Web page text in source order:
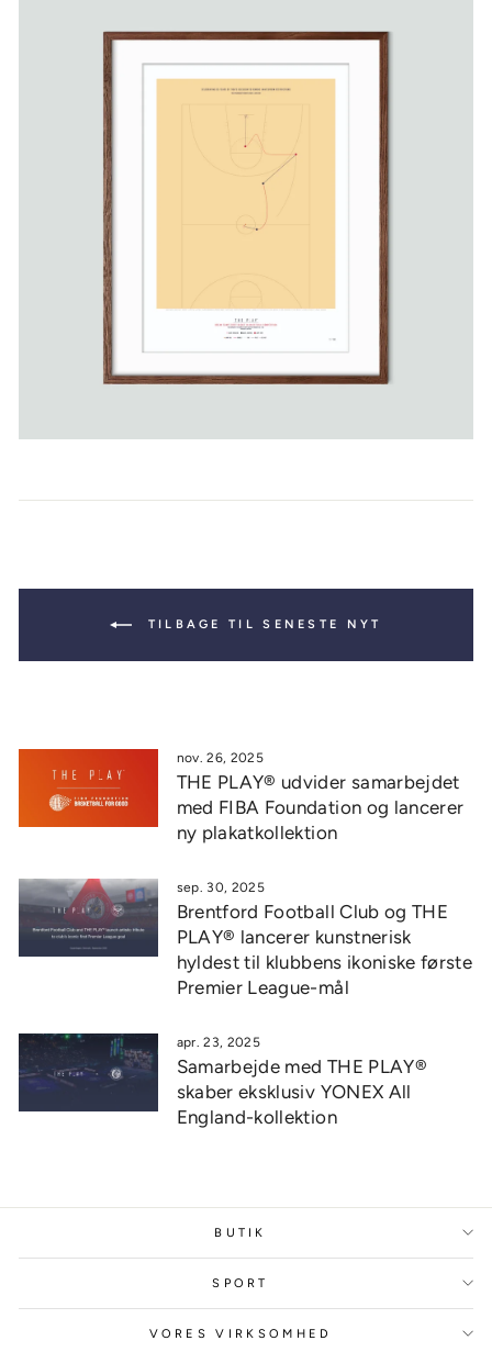
TILBAGE TIL SENESTE NYT
nov. 26, 2025
THE PLAY® udvider samarbejdet
med FIBA Foundation og lancerer
ny plakatkollektion
sep. 30, 2025
Brentford Football Club og THE
PLAY® lancerer kunstnerisk
hyldest til klubbens ikoniske første
Premier League-mål
apr. 23, 2025
Samarbejde med THE PLAY®
skaber eksklusiv YONEX All
England-kollektion
BUTIK
SPORT
VORES VIRKSOMHED